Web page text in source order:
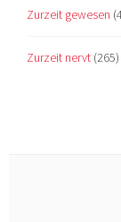
Zurzeit gewesen
Zurzeit nervt (265)